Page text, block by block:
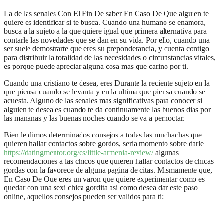
La de las senales Con El Fin De saber En Caso De Que alguien te
quiere es identificar si te busca. Cuando una humano se enamora,
busca a la sujeto a la que quiere igual que primera alternativa para
contarle las novedades que se dan en su vida. Por ello, cuando una
ser suele demostrarte que eres su preponderancia, y cuenta contigo
para distribuir la totalidad de las necesidades o circunstancias vitales,
es porque puede apreciar alguna cosa mas que carino por ti.
Cuando una cristiano te desea, eres Durante la reciente sujeto en la
que piensa cuando se levanta y en la ultima que piensa cuando se
acuesta. Alguno de las senales mas significativas para conocer si
alguien te desea es cuando te da continuamente las buenos dias por
las mananas y las buenas noches cuando se va a pernoctar.
Bien le dimos determinados consejos a todas las muchachas que
quieren hallar contactos sobre gordos, seri­a momento sobre darle
https://datingmentor.org/es/little-armenia-review/algunas
recomendaciones a las chicos que quieren hallar contactos de chicas
gordas con la favorece de alguna pagina de citas. Mismamente que,
En Caso De Que eres un varon que quiere experimentar como es
quedar con una sexi chica gordita asi­ como desea dar este paso
online, aquellos consejos pueden ser validos para ti: